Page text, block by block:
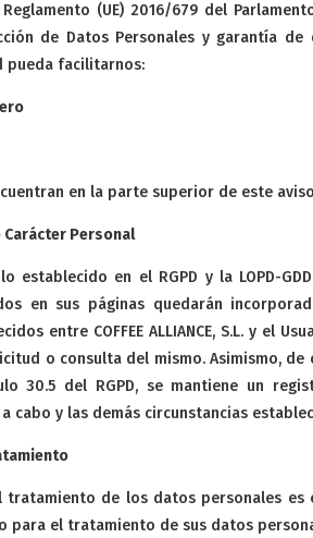
(UE) 2016/679 del
de Datos Personales y garantía
pueda facilitarnos:
en la parte superior de este
Personal
establecido en el RGPD y la LOPD-
en sus páginas quedarán
entre COFFEE ALLIANCE, S.L. y
o consulta del mismo. Asimismo, de
30.5 del RGPD, se mantiene un
cabo y las demás circunstancias
de los datos personales es
para el tratamiento de sus datos